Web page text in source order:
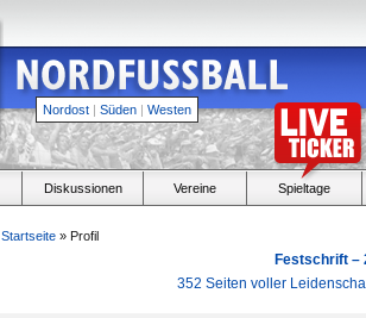
Nordost | Süden | Westen
Diskussionen Vereine Spieltage
Startseite » Profil
Festschrift –
352 Seiten voller